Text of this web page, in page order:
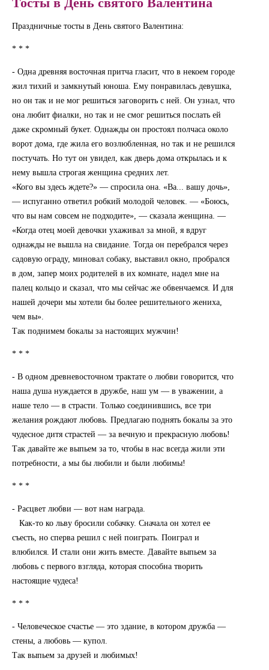
Праздничные тосты в День святого Валентина:
* * *
- Одна древняя восточная притча гласит, что в некоем городе
жил тихий и замкнутый юноша. Ему понравилась девушка,
но он так и не мог решиться заговорить с ней. Он узнал, что
она любит фиалки, но так и не смог решиться послать ей
даже скромный букет. Однажды он простоял полчаса около
ворот дома, где жила его возлюбленная, но так и не решился
постучать. Но тут он увидел, как дверь дома открылась и к
нему вышла строгая женщина средних лет.
«Кого вы здесь ждете?» — спросила она. «Ва... вашу дочь»,
— испуганно ответил робкий молодой человек. — «Боюсь,
что вы нам совсем не подходите», — сказала женщина. —
«Когда отец моей девочки ухаживал за мной, я вдруг
однажды не вышла на свидание. Тогда он перебрался через
садовую ограду, миновал собаку, выставил окно, пробрался
в дом, запер моих родителей в их комнате, надел мне на
палец кольцо и сказал, что мы сейчас же обвенчаемся. И для
нашей дочери мы хотели бы более решительного жениха,
чем вы».
Так поднимем бокалы за настоящих мужчин!
* * *
- В одном древневосточном трактате о любви говорится, что
наша душа нуждается в дружбе, наш ум — в уважении, а
наше тело — в страсти. Только соединившись, все три
желания рождают любовь. Предлагаю поднять бокалы за это
чудесное дитя страстей — за вечную и прекрасную любовь!
Так давайте же выпьем за то, чтобы в нас всегда жили эти
потребности, а мы бы любили и были любимы!
* * *
- Расцвет любви — вот нам награда.
Как-то ко льву бросили собачку. Сначала он хотел ее
съесть, но сперва решил с ней поиграть. Поиграл и
влюбился. И стали они жить вместе. Давайте выпьем за
любовь с первого взгляда, которая способна творить
настоящие чудеса!
* * *
- Человеческое счастье — это здание, в котором дружба —
стены, а любовь — купол.
Так выпьем за друзей и любимых!